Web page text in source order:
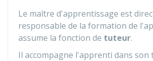
Le maître d'apprentissage est
responsable de la formation de
assume la fonction de tuteur.
Il accompagne l'apprenti dans son